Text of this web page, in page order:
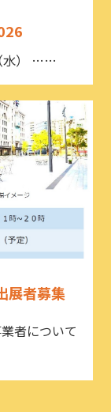
水） ……
展者募集
者について